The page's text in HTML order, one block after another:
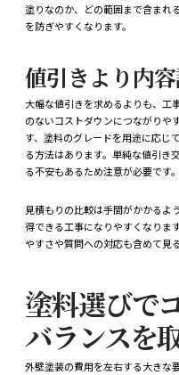
塗りなのか、どの範囲まで含まれ
を防ぎやすくなります。
値引きより内
大幅な値引きを求めるよりも、工
のないコストダウンにつながりや
す、塗料のグレードを用途に応じ
る方法はあります。単純な値引き
る不安もあるため注意が必要です。
見積もりの比較は手間がかかるよ
得できる工事になりやすくなりま
やすさや質問への対応も含めて見
塗料選びで
バランスを
外壁塗装の費用を左右する大きな